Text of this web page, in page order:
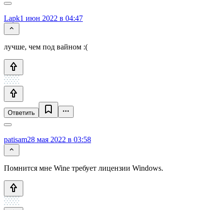
Lapk1 июн 2022 в 04:47
лучше, чем под вайном :(
Ответить
patisam28 мая 2022 в 03:58
Помнится мне Wine требует лицензии Windows.